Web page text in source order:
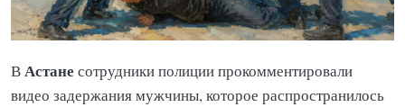
ВАстане сотрудники полиции прокомментировали
видео задержания мужчины, которое распространилось